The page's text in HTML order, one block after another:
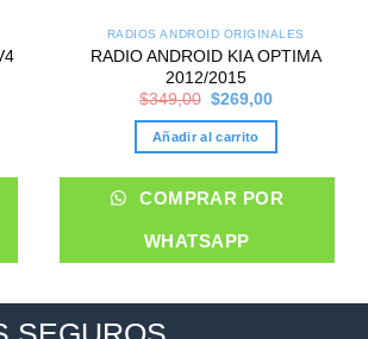
RADIOS ANDROID ORIGINALES
RADIO ANDROID KIA OPTIMA
2012/2015
$349,00 Original
was:
$349,00.
$269,00Current
is:
Añadir al carrito
COMPRAR POR
WHATSAPP